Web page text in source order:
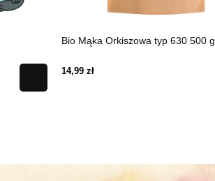
Bio Mąka Orkiszowa typ 630 500 g
14,99 zł